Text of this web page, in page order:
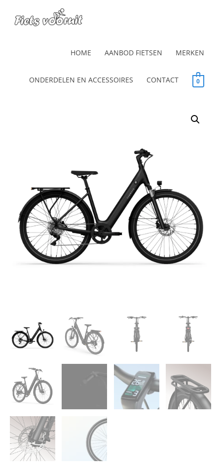
HOME AANBOD FIETSEN MERKEN
ONDERDELEN EN ACCESSOIRES CONTACT 0